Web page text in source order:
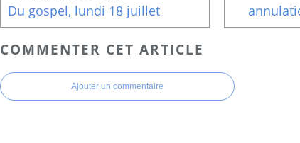
Du gospel, lundi 18 juillet
COMMENTER CET ARTICLE
Ajouter un commentaire